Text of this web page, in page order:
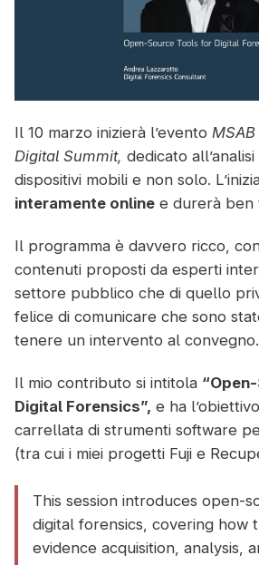
Il 10 marzo inizierà l’evento
Digital Summit, dedicato
dispositivi mobili e non solo.
interamente online e durerà ben
Il programma è davvero ricco,
contenuti proposti da esperti
settore pubblico che di quello
felice di comunicare che sono
tenere un intervento al convegno.
Il mio contributo si intitola
Digital Forensics”, e ha
carrellata di strumenti software
(tra cui i miei progetti Fuji e
This session introduces open-
digital forensics, covering how
evidence acquisition, analysis,